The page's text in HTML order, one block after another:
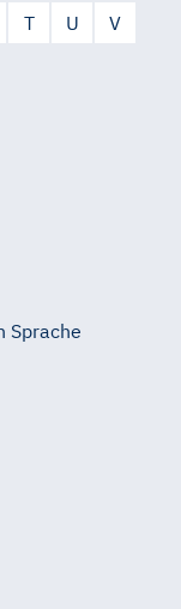
T U
V
Sprache